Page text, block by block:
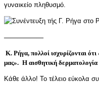
γυναικείο πληθυσμό.
——————
Κ. Ρήγα, πολλοί ισχυρίζονται
μας». Η αισθητική δερματολογία
Κάθε άλλο! Το τέλειο εύκολα